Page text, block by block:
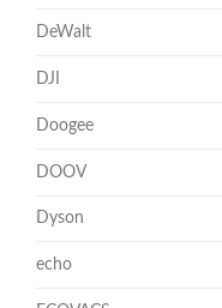
DeWalt
DJI
Doogee
DOOV
Dyson
echo